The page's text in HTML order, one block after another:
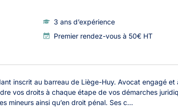
3 ans d’expérience
Premier rendez-vous à 50€ HT
inscrit au barreau de Liège-Huy. Avocat engagé et
vos droits à chaque étape de vos démarches
mineurs ainsi qu’en droit pénal. Ses c...